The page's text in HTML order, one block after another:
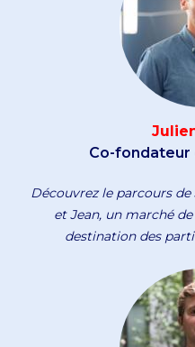
Co-fondateur
Découvrez le parcours
et Jean, un marché
destination des